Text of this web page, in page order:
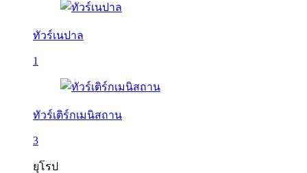
ทัวร์เนปาล
1
ทัวร์เติร์กเมนิสถาน
3
ยุโรป